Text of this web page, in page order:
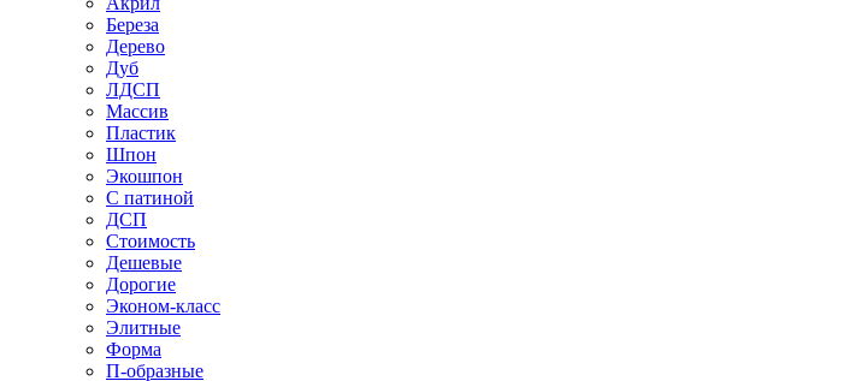
Береза
Дерево
Дуб
ЛДСП
Массив
Пластик
Шпон
Экошпон
С патиной
ДСП
Стоимость
Дешевые
Дорогие
Эконом-класс
Элитные
Форма
П-образные